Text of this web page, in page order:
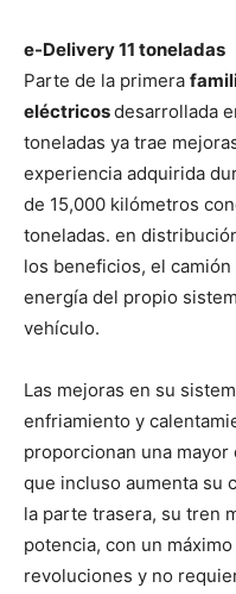
e-Delivery 11 toneladas
Parte de la primera
eléctricosdesarrollada
toneladas ya trae
experiencia adquirida
de 15,000 kilómetros
toneladas. en
los beneficios, el
energía del propio
vehículo.
Las mejoras en su
enfriamiento y
proporcionan una
que incluso aumenta su
la parte trasera, su tren
potencia, con un
revoluciones y no